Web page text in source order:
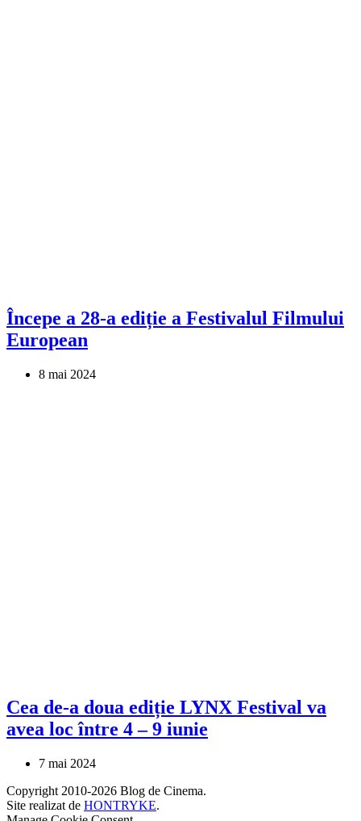
Începe a 28-a ediție a Festivalul Filmului
European
8 mai 2024
Cea de-a doua ediție LYNX Festival va
avea loc între 4 – 9 iunie
7 mai 2024
Copyright 2010-2026 Blog de Cinema.
Site realizat de HONTRYKE.